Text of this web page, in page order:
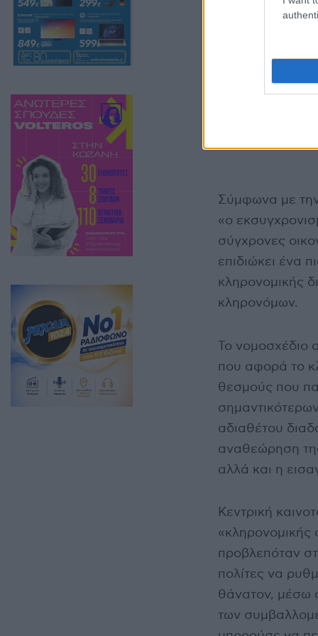
Σύμφωνα με την
«ο
σύγχρονες
επιδιώκει ένα
κληρονομικής
κληρονόμων.
Το νομοσχέδιο
που αφορά το
θεσμούς που
αδιαθέτου
αναθεώρηση
αλλά και η
Κεντρική
προβλεπόταν
πολίτες να
θάνατον, μέσω
των